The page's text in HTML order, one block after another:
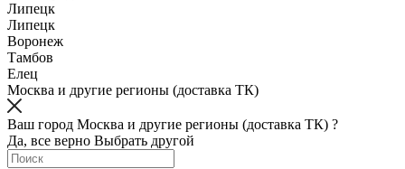
Липецк
Липецк
Воронеж
Тамбов
Елец
Москва и другие регионы (доставка ТК)
Ваш город Москва и другие регионы (доставка ТК) ?
Да, все верно Выбрать другой